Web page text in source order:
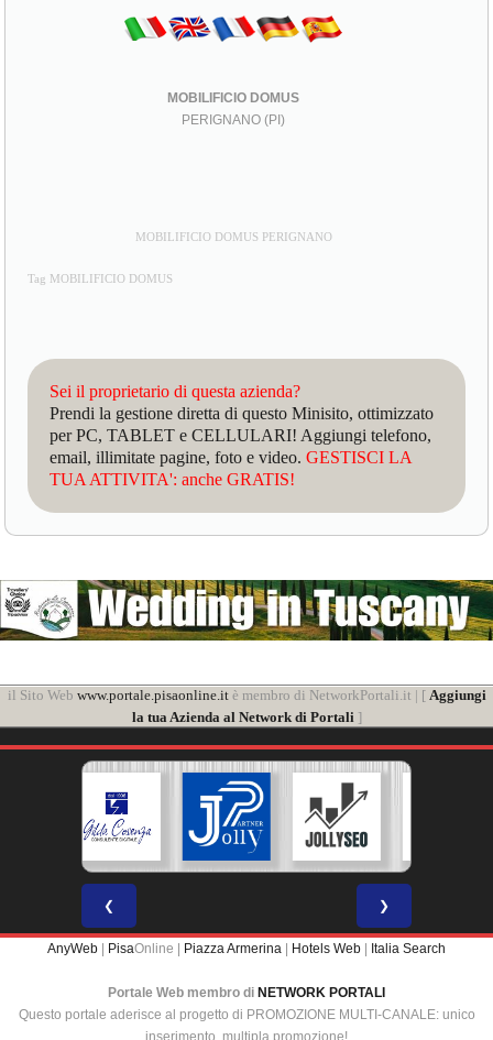
MOBILIFICIO DOMUS
PERIGNANO (PI)
MOBILIFICIO DOMUS PERIGNANO
Tag MOBILIFICIO DOMUS
Sei il proprietario di questa azienda?
Prendi la gestione diretta di questo Minisito, ottimizzato
per PC, TABLET e CELLULARI! Aggiungi telefono,
email, illimitate pagine, foto e video.GESTISCI LA
TUA ATTIVITA': anche GRATIS!
il Sito Web www.portale.pisaonline.itè membro di NetworkPortali.it | [ Aggiungi
la tua Azienda al Network di Portali]
❮ ❯
AnyWeb PisaOnline | Piazza Armerina Hotels Web Italia Search
Portale Web membro di NETWORK PORTALI
Questo portale aderisce al progetto di PROMOZIONE MULTI-CANALE: unico
inserimento, multipla promozione!